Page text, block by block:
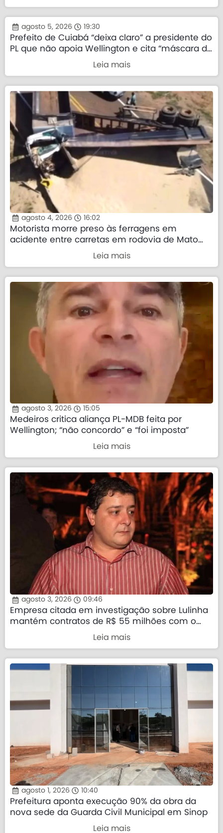
agosto 5, 2026 19:30
Prefeito de Cuiabá “deixa claro” a presidente do
PL que não apoia Wellington e cita “máscara da
Leia mais
agosto 4, 2026 16:02
Motorista morre preso às ferragens em
acidente entre carretas em rodovia de Mato
Leia mais
agosto 3, 2026 15:05
Medeiros critica aliança PL-MDB feita por
Wellington; “não concordo” e “foi imposta”
Leia mais
agosto 3, 2026 09:46
Empresa citada em investigação sobre Lulinha
mantém contratos de R$ 55 milhões com o
Leia mais
agosto 1, 2026 10:40
Prefeitura aponta execução 90% da obra da
nova sede da Guarda Civil Municipal em Sinop
Leia mais